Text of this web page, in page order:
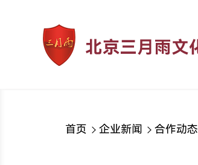
首页 企业新闻 合作动态